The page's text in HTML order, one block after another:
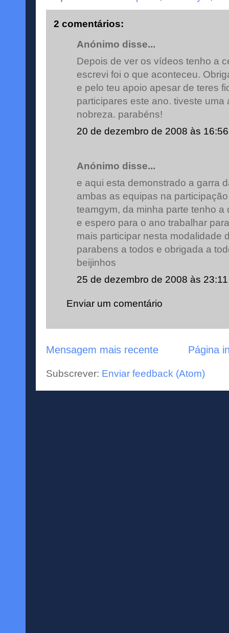
2 comentários:
Anónimo disse...
Depois de ver os vídeos tenho a
escrevi foi o que aconteceu.
e pelo teu apoio apesar de teres
participares este ano. tiveste uma
nobreza. parabéns!
20 de dezembro de 2008 às 16:56
Anónimo disse...
e aqui esta demonstrado a garra
ambas as equipas na
teamgym, da minha parte tenho
e espero para o ano trabalhar
mais participar nesta modalidade
parabens a todos e obrigada a
beijinhos
25 de dezembro de 2008 às 23:11
Enviar um comentário
Mensagem mais recente Página
Subscrever: Enviar feedback (Atom)